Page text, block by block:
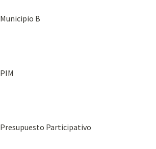
Municipio B
PIM
Presupuesto Participativo